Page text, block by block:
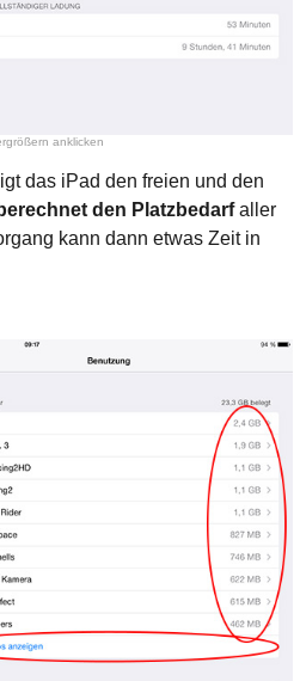
anklicken
das iPad den freien und den
berechnet den Platzbedarfaller
kann dann etwas Zeit in